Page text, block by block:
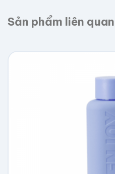
Sản phẩm liên quan